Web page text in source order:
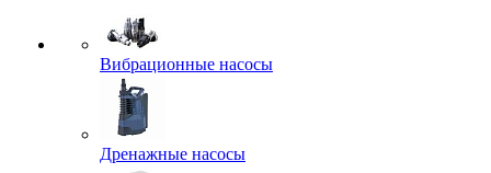
Вибрационные насосы
Дренажные насосы